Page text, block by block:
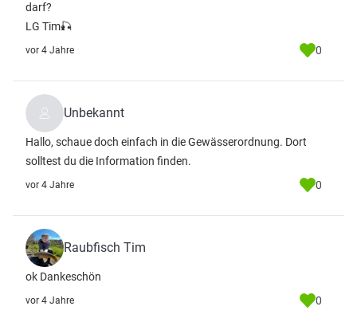
darf?
LG Tim🎣
vor 4 Jahre 0
Unbekannt
Hallo, schaue doch einfach in die Gewässerordnung. Dort
solltest du die Information finden.
vor 4 Jahre 0
Raubfisch Tim
ok Dankeschön
vor 4 Jahre 0